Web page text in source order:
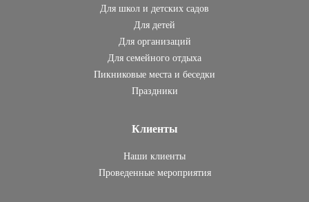
Для школ и детских садов
Для детей
Для организаций
Для семейного отдыха
Пикниковые места и беседки
Праздники
Клиенты
Наши клиенты
Проведенные мероприятия